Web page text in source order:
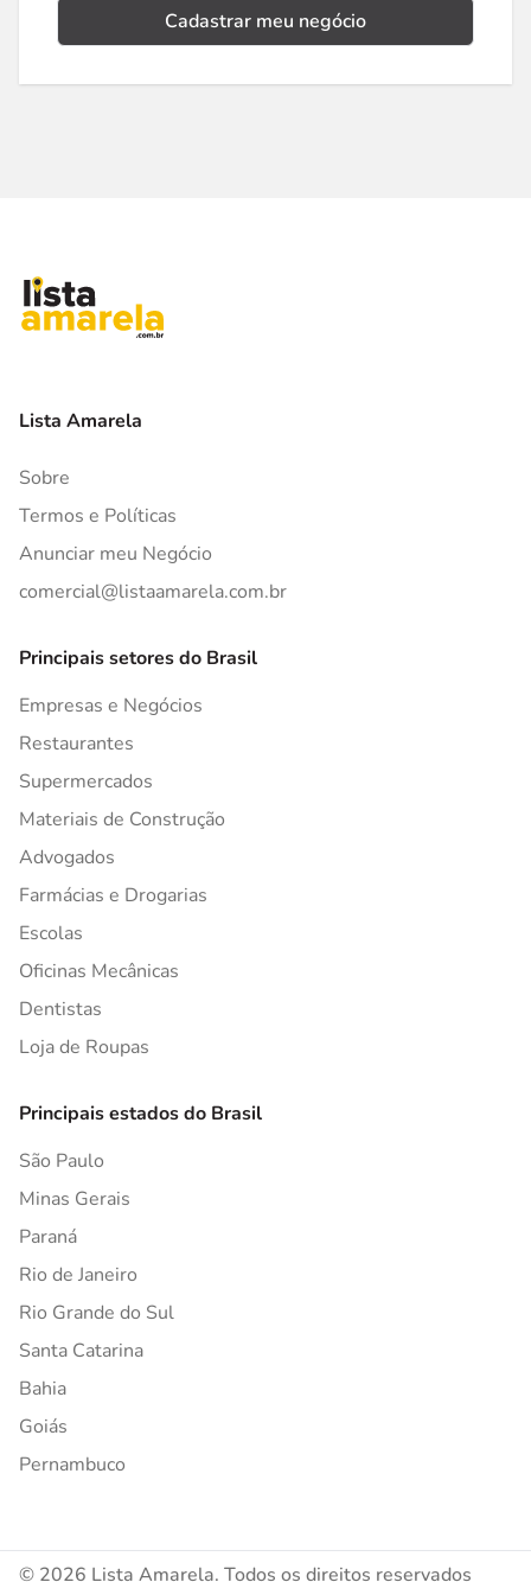
Cadastrar meu negócio
Lista Amarela
Sobre
Termos e Políticas
Anunciar meu Negócio
comercial@listaamarela.com.br
Principais setores do Brasil
Empresas e Negócios
Restaurantes
Supermercados
Materiais de Construção
Advogados
Farmácias e Drogarias
Escolas
Oficinas Mecânicas
Dentistas
Loja de Roupas
Principais estados do Brasil
São Paulo
Minas Gerais
Paraná
Rio de Janeiro
Rio Grande do Sul
Santa Catarina
Bahia
Goiás
Pernambuco
© 2026 Lista Amarela. Todos os direitos reservados